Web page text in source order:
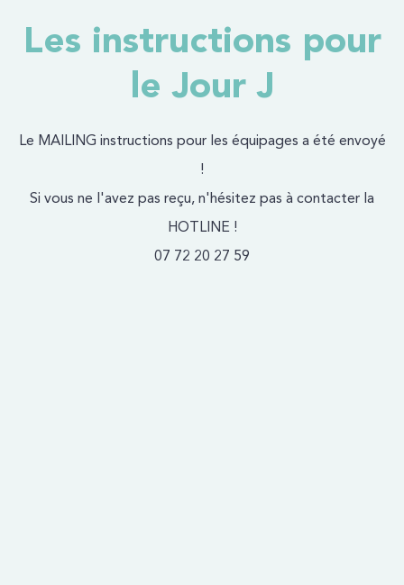
Les instructions pour
le Jour J
Le MAILING instructions pour les équipages a été envoyé
!
Si vous ne l'avez pas reçu, n'hésitez pas à contacter la
HOTLINE !
07 72 20 27 59